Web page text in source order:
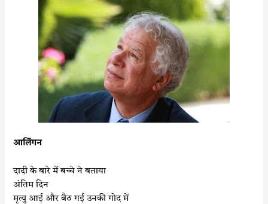
e
r
A
p
p
आलिंगन
दादी के बारे में बच्चे ने बताया
अंतिम दिन
मृत्यु आई और बैठ गई उनकी गोद में